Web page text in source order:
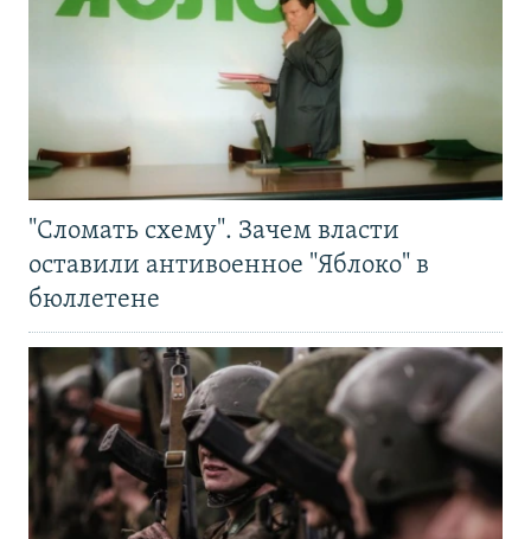
"Сломать схему". Зачем власти
оставили антивоенное "Яблоко" в
бюллетене